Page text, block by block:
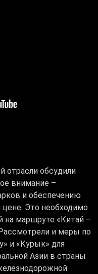
отрасли обсудили
внимание –
и обеспечению
Это необходимо
на маршруте «Китай –
и меры по
и «Курык» для
Азии в страны